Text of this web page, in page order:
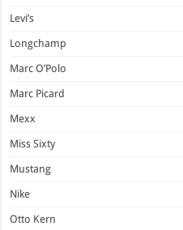
Levi’s
Longchamp
Marc O’Polo
Marc Picard
Mexx
Miss Sixty
Mustang
Nike
Otto Kern